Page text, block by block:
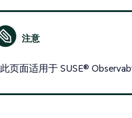
此页面适用于 SUSE®